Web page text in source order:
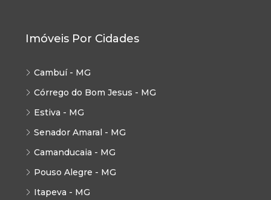
Imóveis Por Cidades
Cambuí - MG
Córrego do Bom Jesus - MG
Estiva - MG
Senador Amaral - MG
Camanducaia - MG
Pouso Alegre - MG
Itapeva - MG